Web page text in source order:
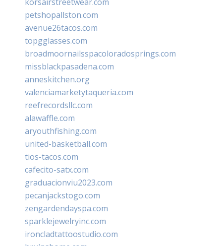
petshopallston.com
avenue26tacos.com
topgglasses.com
broadmoornailsspacoloradosprings.com
missblackpasadena.com
anneskitchen.org
valenciamarketytaqueria.com
reefrecordsllc.com
alawaffle.com
aryouthfishing.com
united-basketball.com
tios-tacos.com
cafecito-satx.com
graduacionviu2023.com
pecanjackstogo.com
zengardendayspa.com
sparklejewelryinc.com
ironcladtattoostudio.com